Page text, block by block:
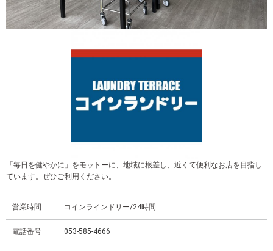
「毎日を健やかに」をモットーに、地域に根差し、近くて便利なお店を目指し
ています。ぜひご利用ください。
営業時間 コインラインドリー/24時間
電話番号 053-585-4666